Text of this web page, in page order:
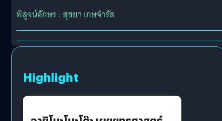
พิสูจน์อักษร : สุชยา เกษจำรัส
Highlight